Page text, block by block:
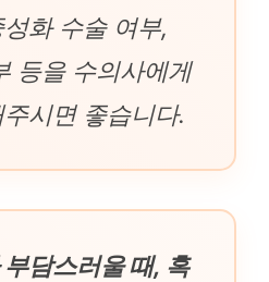
화 수술 여부,
등을 수의사에게
시면 좋습니다.
담스러울 때, 혹